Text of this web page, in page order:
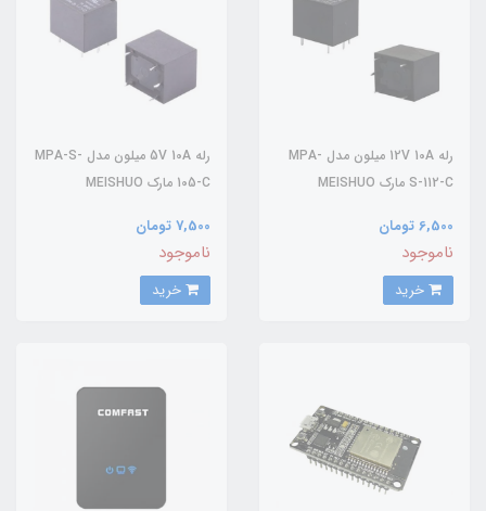
رله 12V 10A میلون مدل MPA-
S-112-C مارک MEISHUO
6,500 تومان
ناموجود
رله 5V 10A میلون مدل MPA-S-
105-C مارک MEISHUO
7,500 تومان
ناموجود